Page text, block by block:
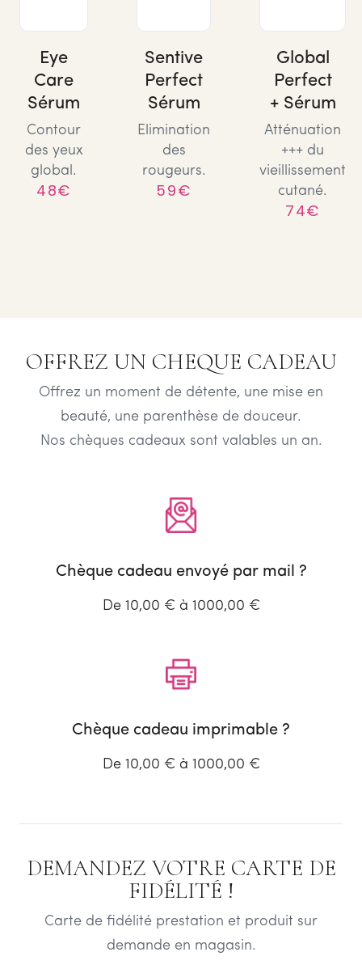
Eye
Care
Sérum
Contour
des yeux
global.
48€
Sentive
Perfect
Sérum
Elimination
des
rougeurs.
59€
Global
Perfect
+ Sérum
Atténuation
+++ du
vieillissement
cutané.
74€
OFFREZ UN CHEQUE CADEAU
Offrez un moment de détente, une mise en
beauté, une parenthèse de douceur.
Nos chèques cadeaux sont valables un an.
Chèque cadeau envoyé par mail ?
De 10,00 € à 1000,00 €
Chèque cadeau imprimable ?
De 10,00 € à 1000,00 €
DEMANDEZ VOTRE CARTE DE
FIDÉLITÉ !
Carte de fidélité prestation et produit sur
demande en magasin.